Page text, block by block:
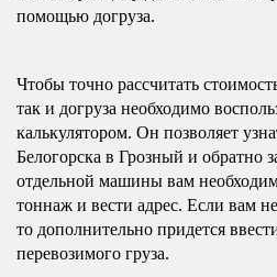
помощью догруза.
Чтобы точно рассчитать
так и догруза необходимо
калькулятором. Он позволяет
Белогорска в Грозный и обратно
отдельной машины вам
тоннаж и вести адрес. Если вам
то дополнительно придется
перевозимого груза.